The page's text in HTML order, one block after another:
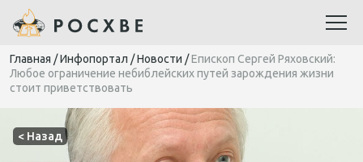
Главная /Инфопортал /Новости /Епископ Сергей Ряховский:
Любое ограничение небиблейских путей зарождения жизни
стоит приветствовать
< Назад